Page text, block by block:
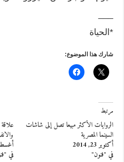
*الحياة
شارك هذا الموضوع:
مرتبط
الروايات الأكثر مبيعا تصل إلى شاشات
السينما المصرية
أكتوبر 23, 2014
في "فنون"
أغسطس
في